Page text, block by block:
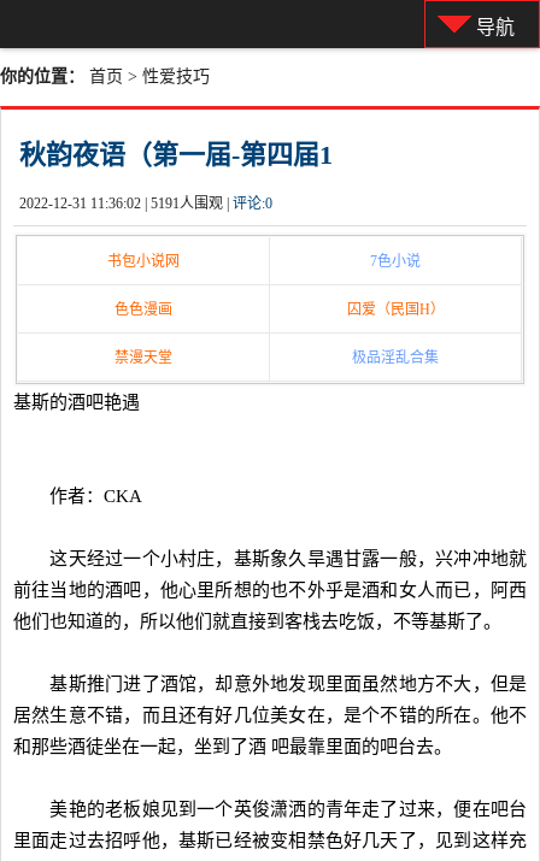
导航
你的位置： 首页 > 性爱技巧
秋韵夜语（第一届-第四届1
2022-12-31 11:36:02 | 5191人围观 | 评论:0
书包小说网 7色小说
色色漫画 囚爱（民国H）
禁漫天堂 极品淫乱合集
基斯的酒吧艳遇
作者：CKA
这天经过一个小村庄，基斯象久旱遇甘露一般，兴冲冲地就
前往当地的酒吧，他心里所想的也不外乎是酒和女人而已，阿西
他们也知道的，所以他们就直接到客栈去吃饭，不等基斯了。
基斯推门进了酒馆，却意外地发现里面虽然地方不大，但是
居然生意不错，而且还有好几位美女在，是个不错的所在。他不
和那些酒徒坐在一起，坐到了酒 吧最靠里面的吧台去。
美艳的老板娘见到一个英俊潇洒的青年走了过来，便在吧台
里面走过去招呼他，基斯已经被变相禁色好几天了，见到这样充